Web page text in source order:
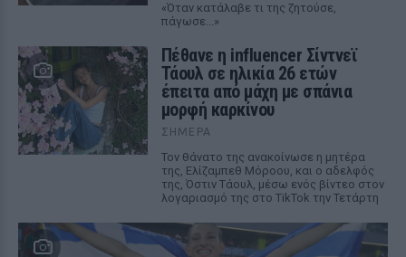
«Όταν κατάλαβε τι της ζητούσε,
πάγωσε...»
Πέθανε η influencer Σίντνεϊ
Τάουλ σε ηλικία 26 ετών
έπειτα από μάχη με σπάνια
μορφή καρκίνου
ΣΉΜΕΡΑ
Τον θάνατο της ανακοίνωσε η μητέρα
της, Ελίζαμπεθ Μόροου, και ο αδελφός
της, Όστιν Τάουλ, μέσω ενός βίντεο στον
λογαριασμό της στο TikTok την Τετάρτη